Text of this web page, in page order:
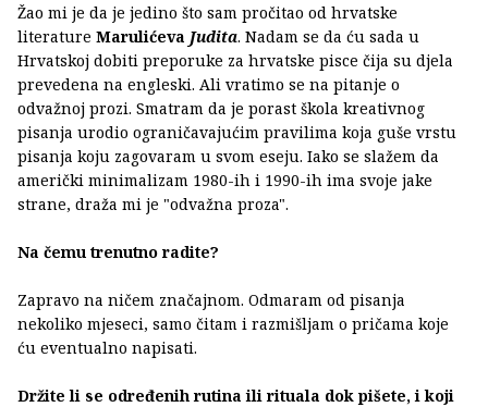
Žao mi je da je jedino što sam pročitao od hrvatske
literature Marulićeva Judita. Nadam se da ću sada u
Hrvatskoj dobiti preporuke za hrvatske pisce čija su djela
prevedena na engleski. Ali vratimo se na pitanje o
odvažnoj prozi. Smatram da je porast škola kreativnog
pisanja urodio ograničavajućim pravilima koja guše vrstu
pisanja koju zagovaram u svom eseju. Iako se slažem da
američki minimalizam 1980-ih i 1990-ih ima svoje jake
strane, draža mi je "odvažna proza".
Na čemu trenutno radite?
Zapravo na ničem značajnom. Odmaram od pisanja
nekoliko mjeseci, samo čitam i razmišljam o pričama koje
ću eventualno napisati.
Držite li se određenih rutina ili rituala dok pišete, i koji